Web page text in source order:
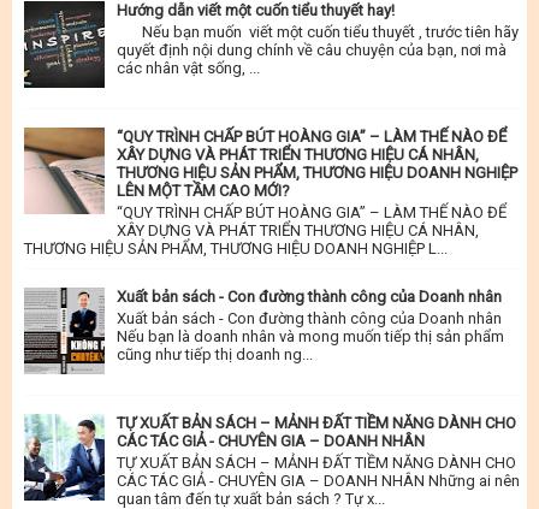
Hướng dẫn viết một cuốn tiểu thuyết hay!
Nếu bạn muốn viết một cuốn tiểu thuyết , trước tiên hãy
quyết định nội dung chính về câu chuyện của bạn, nơi mà
các nhân vật sống, ...
“QUY TRÌNH CHẤP BÚT HOÀNG GIA” – LÀM THẾ NÀO ĐỂ
XÂY DỰNG VÀ PHÁT TRIỂN THƯƠNG HIỆU CÁ NHÂN,
THƯƠNG HIỆU SẢN PHẨM, THƯƠNG HIỆU DOANH NGHIỆP
LÊN MỘT TẦM CAO MỚI?
“QUY TRÌNH CHẤP BÚT HOÀNG GIA” – LÀM THẾ NÀO ĐỂ
XÂY DỰNG VÀ PHÁT TRIỂN THƯƠNG HIỆU CÁ NHÂN,
THƯƠNG HIỆU SẢN PHẨM, THƯƠNG HIỆU DOANH NGHIỆP L...
Xuất bản sách - Con đường thành công của Doanh nhân
Xuất bản sách - Con đường thành công của Doanh nhân
Nếu bạn là doanh nhân và mong muốn tiếp thị sản phẩm
cũng như tiếp thị doanh ng...
TỰ XUẤT BẢN SÁCH – MẢNH ĐẤT TIỀM NĂNG DÀNH CHO
CÁC TÁC GIẢ - CHUYÊN GIA – DOANH NHÂN
TỰ XUẤT BẢN SÁCH – MẢNH ĐẤT TIỀM NĂNG DÀNH CHO
CÁC TÁC GIẢ - CHUYÊN GIA – DOANH NHÂN Những ai nên
quan tâm đến tự xuất bản sách ? Tự x...